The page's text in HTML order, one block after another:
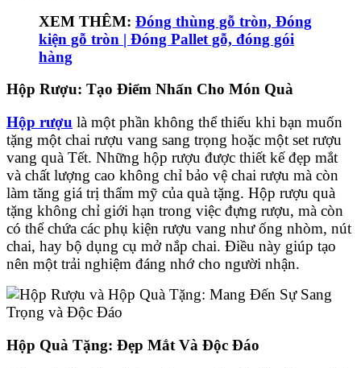
XEM THÊM: Đóng thùng gỗ tròn, Đóng
kiện gỗ tròn | Đóng Pallet gỗ, đóng gói
hàng‎
Hộp Rượu: Tạo Điểm Nhấn Cho Món Quà
Hộp rượu là một phần không thể thiếu khi bạn muốn
tặng một chai rượu vang sang trọng hoặc một set rượu
vang quà Tết. Những hộp rượu được thiết kế đẹp mắt
và chất lượng cao không chỉ bảo vệ chai rượu mà còn
làm tăng giá trị thẩm mỹ của quà tặng. Hộp rượu quà
tặng không chỉ giới hạn trong việc đựng rượu, mà còn
có thể chứa các phụ kiện rượu vang như ống nhòm, nút
chai, hay bộ dụng cụ mở nắp chai. Điều này giúp tạo
nên một trải nghiệm đáng nhớ cho người nhận.
Hộp Quà Tặng: Đẹp Mắt Và Độc Đáo